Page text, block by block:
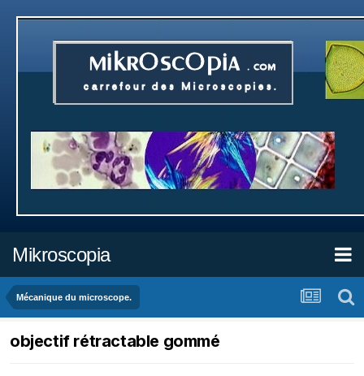
Mikroscopia
Mécanique du microscope.
objectif rétractable gommé